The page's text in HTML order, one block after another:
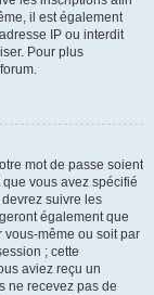
il est également
IP ou interdit
Pour plus
mot de passe soient
vous avez spécifié
suivre les
également que
vous-même ou soit par
; cette
aviez reçu un
ne recevez pas de